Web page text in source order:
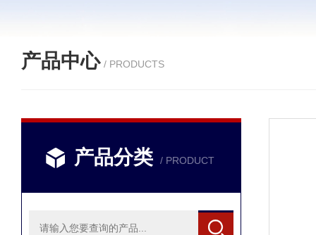
产品中心 / PRODUCTS
产品分类 / PRODUCT